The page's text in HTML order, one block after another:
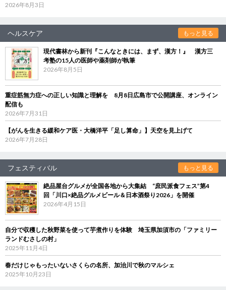
2026年8月3日
ヘルスケア もっと見る
現代書林から新刊『こんなときには、まず、漢方！』 漢方三
考塾の15人の医師や薬剤師が執筆
2026年8月5日
重症筋無力症への正しい知識と理解を 8月8日広島市で公開講座、オンライン
配信も
2026年7月31日
【がんを生きる緩和ケア医・大橋洋平「足し算命」】天空を見上げて
2026年7月28日
フェスティバル もっと見る
絶品屋台グルメが全国各地から大集結 “庶民派食フェス”第4
回「川口×絶品グルメビール＆日本酒祭り2026」を開催
2026年4月15日
自分で収穫した秋野菜を使って芋煮作りを体験 埼玉県加須市の「ファミリー
ランドむさしの村」
2025年11月4日
春だけじゃもったいないさくらの名所、加治川で秋のマルシェ
2025年10月23日